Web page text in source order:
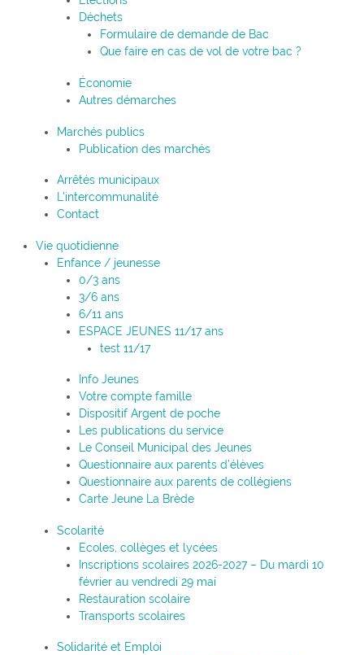
Déchets
Formulaire de demande de Bac
Que faire en cas de vol de votre bac ?
Économie
Autres démarches
Marchés publics
Publication des marchés
Arrêtés municipaux
L’intercommunalité
Contact
Vie quotidienne
Enfance / jeunesse
0/3 ans
3/6 ans
6/11 ans
ESPACE JEUNES 11/17 ans
test 11/17
Info Jeunes
Votre compte famille
Dispositif Argent de poche
Les publications du service
Le Conseil Municipal des Jeunes
Questionnaire aux parents d’élèves
Questionnaire aux parents de collégiens
Carte Jeune La Brède
Scolarité
Ecoles, collèges et lycées
Inscriptions scolaires 2026-2027 – Du mardi 10
février au vendredi 29 mai
Restauration scolaire
Transports scolaires
Solidarité et Emploi